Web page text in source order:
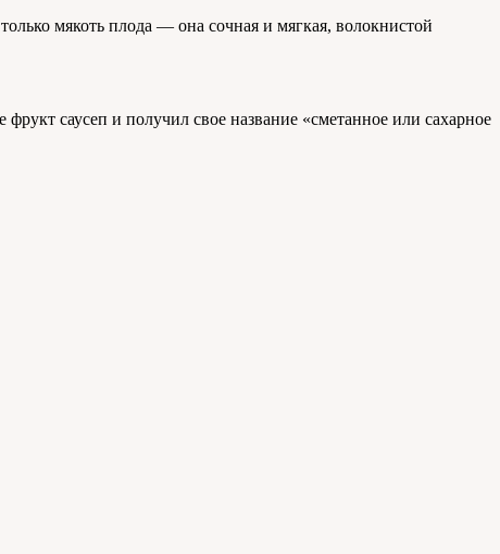
мякоть плода — она сочная и мягкая, волокнистой
саусеп и получил свое название «сметанное или сахарное